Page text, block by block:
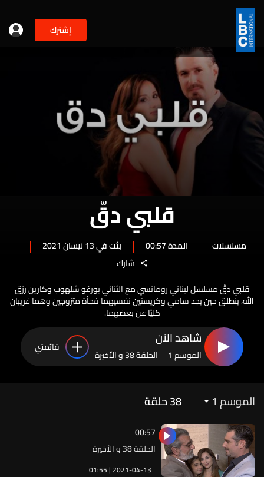
إشترك
قلبي دقّ
مسلسلات المدة 00:57
بثت في 13 نيسان 2021
شارك
قلبي دقّ مسلسل لبناني رومانسي مع الثنائي يورغو شلهوب وكارين رزق
الله، ينطلق حين يجد سامي وكريستين نفسيهما فجأة متزوجين وهما غريبان
كليًا عن بعضهما.
شاهد الآن
الموسم 1 الحلقة 38 و الأخيرة
قائمتي
الموسم 1 38حلقة
01:55 | 2021-04-13
الحلقة 38 و الأخيرة
00:57